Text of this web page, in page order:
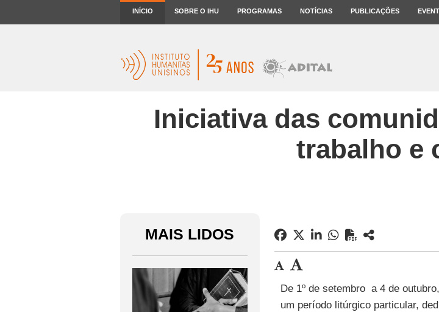
INÍCIO SOBRE O IHU PROGRAMAS NOTÍCIAS PUBLICAÇÕES
Iniciativa das
trabalho e
MAIS LIDOS
De 1º de setembro a 4 de
um período litúrgico particular,